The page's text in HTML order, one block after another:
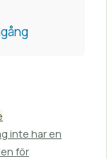
inte har en
för